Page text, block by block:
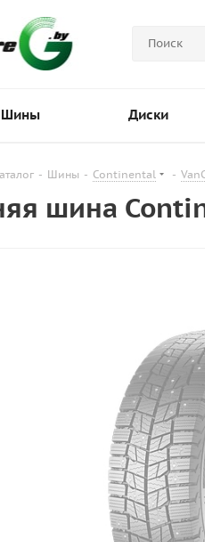
Шины Диски
- Шины - Continental -
шина